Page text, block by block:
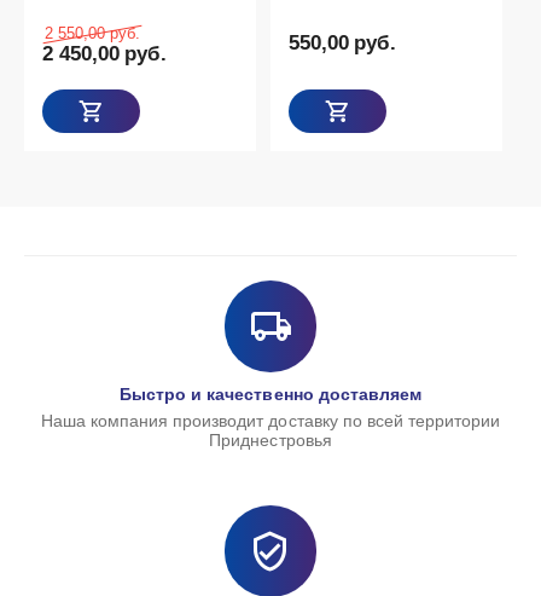
2 550,00 руб.
2 450,00 руб. 550,00 руб.
Быстро и качественно доставляем
Наша компания производит доставку по всей территории
Приднестровья